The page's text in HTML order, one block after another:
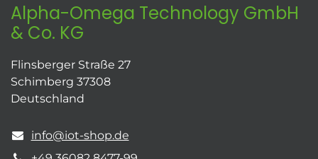
Alpha-Omega Technology GmbH
& Co. KG
Flinsberger Straße 27
Schimberg 37308
Deutschland
info@iot-shop.de